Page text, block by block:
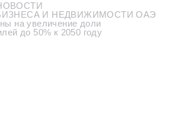
И НЕДВИЖИМОСТИ ОАЭ
на увеличение доли
до 50% к 2050 году